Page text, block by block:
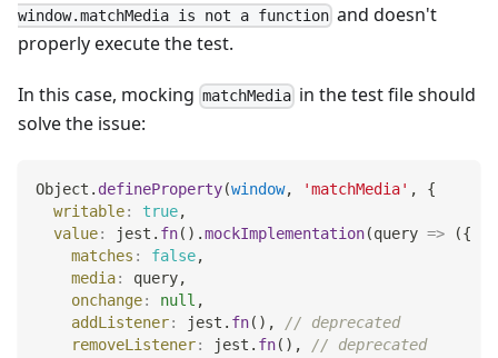
window.matchMedia is not a function and doesn't
properly execute the test.
In this case, mocking matchMedia in the test file should
solve the issue:
Object . defineProperty(window, 'matchMedia' ,
{
writable: true,
value: jest . fn( ) .mockImplementation(query => ({
matches : false,
media: query,
onchange: null ,
addListener: jest . fn( ) ,
// deprecated
removeListener: jest . fn( ) ,
// deprecated